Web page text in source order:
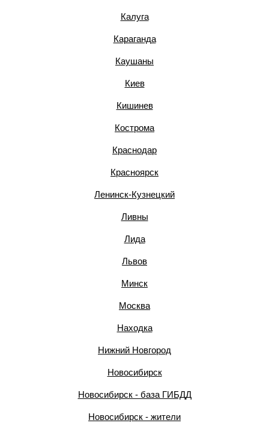
Калуга
Караганда
Каушаны
Киев
Кишинев
Кострома
Краснодар
Красноярск
Ленинск-Кузнецкий
Ливны
Лида
Львов
Минск
Москва
Находка
Нижний Новгород
Новосибирск
Новосибирск - база ГИБДД
Новосибирск - жители